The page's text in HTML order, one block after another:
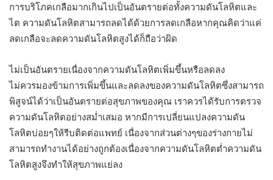
การบริโภคเกลือมากเกินไปเป็นอันตรายต่อทั้งความดันโลหิตและ
ไต ความดันโลหิตสามารถลดได้ด้วยการลดเกลือหากคุณคิดว่าแค่
ลดเกลือจะลดความดันโลหิตสูงได้ก็ถือว่าผิด
ไม่เป็นอันตรายเนื่องจากความดันโลหิตเพิ่มขึ้นหรือลดลง
ไม่ควรมองข้ามการเพิ่มขึ้นและลดลงของความดันโลหิตซึ่งสามารถ
พิสูจน์ได้ว่าเป็นอันตรายต่อสุขภาพของคุณ เราควรได้รับการตรวจ
ความดันโลหิตอย่างสม่ำเสมอ หากมีการเปลี่ยนแปลงความดัน
โลหิตบ่อยๆให้รีบติดต่อแพทย์ เนื่องจากส่วนต่างๆของร่างกายไม่
สามารถทำงานได้อย่างถูกต้องเนื่องจากความดันโลหิตต่ำความดัน
โลหิตสูงจึงทำให้สุขภาพแย่ลง